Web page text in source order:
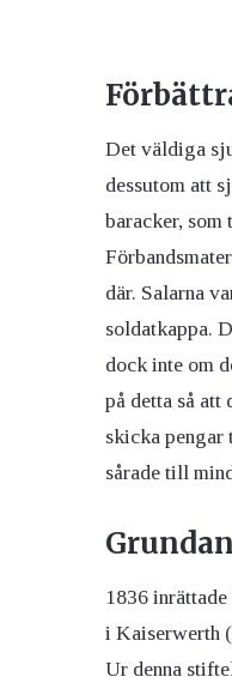
Det väldiga
dessutom att
baracker, som
där. Salarna
soldatkappa.
dock inte om
på detta så
skicka pengar
sårade till
1836
i Kaiserwerth
Ur denna